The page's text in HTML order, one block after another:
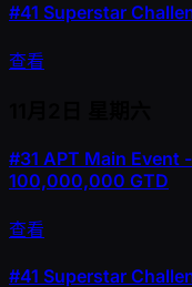
#41 Superstar
查看
#31 APT Main Event
100,000,000 GTD
查看
#41 Superstar